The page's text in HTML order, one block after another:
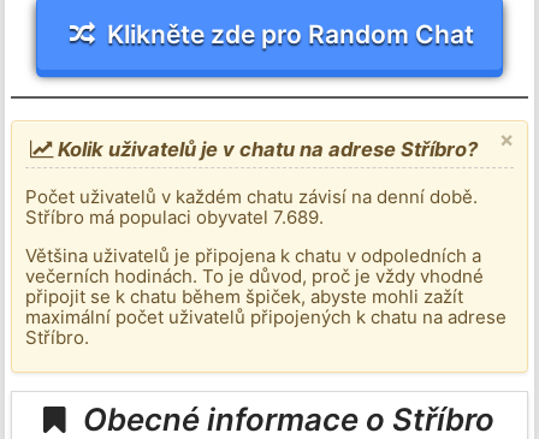
Klikněte zde pro Random Chat
×
Kolik uživatelů je v chatu na adrese Stříbro?
Počet uživatelů v každém chatu závisí na denní době.
Stříbro má populaci obyvatel 7.689.
Většina uživatelů je připojena k chatu v odpoledních a
večerních hodinách. To je důvod, proč je vždy vhodné
připojit se k chatu během špiček, abyste mohli zažít
maximální počet uživatelů připojených k chatu na adrese
Stříbro.
Obecné informace o Stříbro